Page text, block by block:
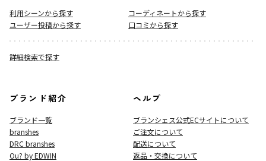
利用シーンから探す
コーディネートから探す
ユーザー投稿から探す
口コミから探す
詳細検索で探す
ブランド紹介
ブランド一覧
branshes
DRC branshes
Ou? by EDWIN
ヘルプ
ブランシェス公式ECサイトについて
ご注文について
配送について
返品・交換について